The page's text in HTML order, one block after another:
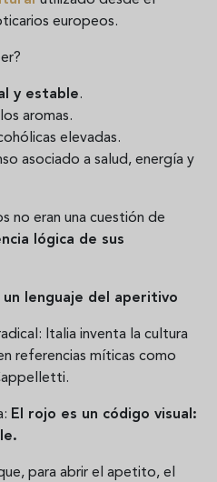
europeos.
y estable.
aromas.
elevadas.
asociado a salud, energía y
no eran una cuestión de
lógica de sus
lenguaje del aperitivo
Italia inventa la cultura
referencias míticas como
El rojo es un código visual:
para abrir el apetito, el